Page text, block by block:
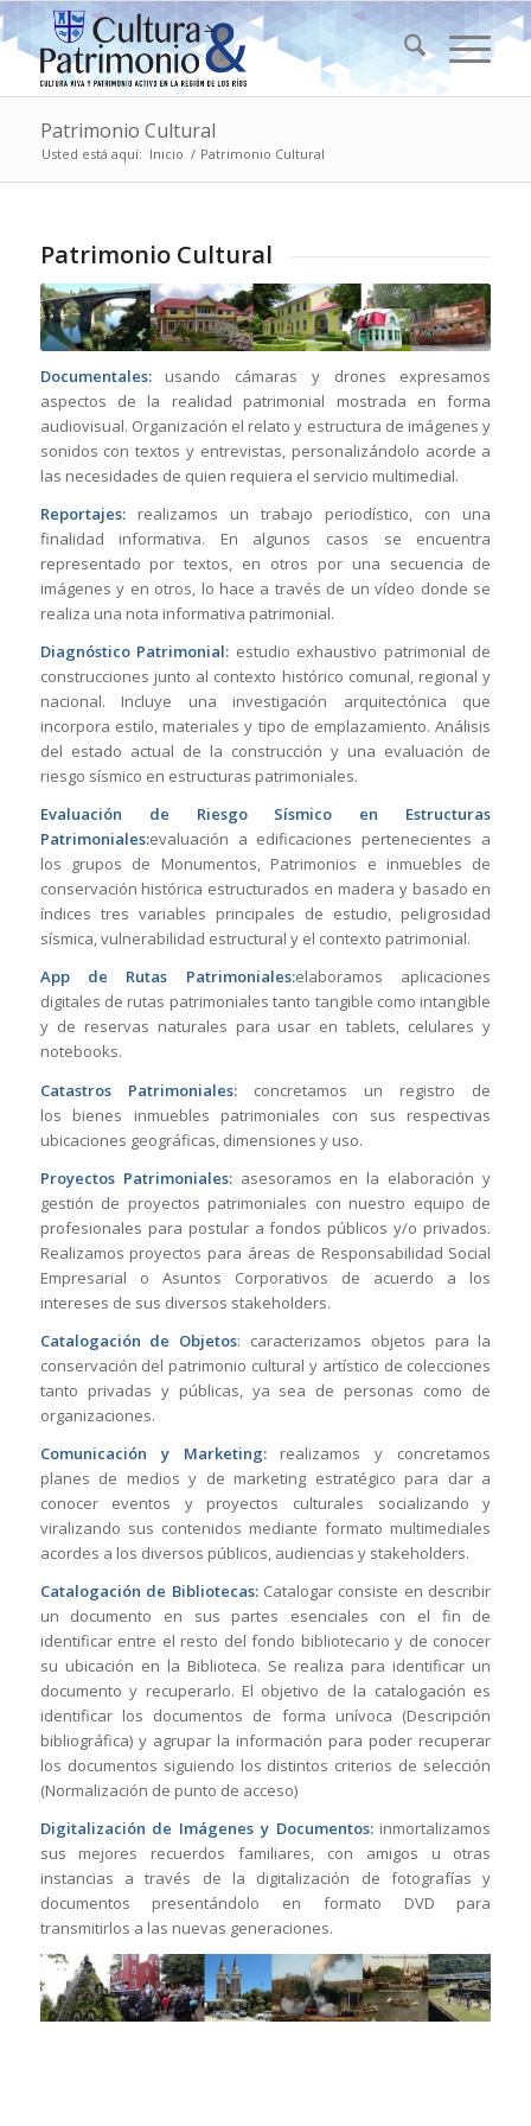
Patrimonio Cultural
Usted está aquí: Inicio / Patrimonio Cultural
Patrimonio Cultural
Documentales: usando cámaras y drones expresamos
aspectos de la realidad patrimonial mostrada en forma
audiovisual. Organización el relato y estructura de imágenes y
sonidos con textos y entrevistas, personalizándolo acorde a
las necesidades de quien requiera el servicio multimedial.
Reportajes: realizamos un trabajo periodístico, con una
finalidad informativa. En algunos casos se encuentra
representado por textos, en otros por una secuencia de
imágenes y en otros, lo hace a través de un vídeo donde se
realiza una nota informativa patrimonial.
Diagnóstico Patrimonial: estudio exhaustivo patrimonial de
construcciones junto al contexto histórico comunal, regional y
nacional. Incluye una investigación arquitectónica que
incorpora estilo, materiales y tipo de emplazamiento. Análisis
del estado actual de la construcción y una evaluación de
riesgo sísmico en estructuras patrimoniales.
Evaluación de Riesgo Sísmico en Estructuras
Patrimoniales:evaluación a edificaciones pertenecientes a
los grupos de Monumentos, Patrimonios e inmuebles de
conservación histórica estructurados en madera y basado en
índices tres variables principales de estudio, peligrosidad
sísmica, vulnerabilidad estructural y el contexto patrimonial.
App de Rutas Patrimoniales:elaboramos aplicaciones
digitales de rutas patrimoniales tanto tangible como intangible
y de reservas naturales para usar en tablets, celulares y
notebooks.
Catastros Patrimoniales: concretamos un registro de
los bienes inmuebles patrimoniales con sus respectivas
ubicaciones geográficas, dimensiones y uso.
Proyectos Patrimoniales: asesoramos en la elaboración y
gestión de proyectos patrimoniales con nuestro equipo de
profesionales para postular a fondos públicos y/o privados.
Realizamos proyectos para áreas de Responsabilidad Social
Empresarial o Asuntos Corporativos de acuerdo a los
intereses de sus diversos stakeholders.
Catalogación de Objetos: caracterizamos objetos para la
conservación del patrimonio cultural y artístico de colecciones
tanto privadas y públicas, ya sea de personas como de
organizaciones.
Comunicación y Marketing: realizamos y concretamos
planes de medios y de marketing estratégico para dar a
conocer eventos y proyectos culturales socializando y
viralizando sus contenidos mediante formato multimediales
acordes a los diversos públicos, audiencias y stakeholders.
Catalogación de Bibliotecas: Catalogar consiste en describir
un documento en sus partes esenciales con el fin de
identificar entre el resto del fondo bibliotecario y de conocer
su ubicación en la Biblioteca. Se realiza para identificar un
documento y recuperarlo. El objetivo de la catalogación es
identificar los documentos de forma unívoca (Descripción
bibliográfica) y agrupar la información para poder recuperar
los documentos siguiendo los distintos criterios de selección
(Normalización de punto de acceso)
Digitalización de Imágenes y Documentos: inmortalizamos
sus mejores recuerdos familiares, con amigos u otras
instancias a través de la digitalización de fotografías y
documentos presentándolo en formato DVD para
transmitirlos a las nuevas generaciones.